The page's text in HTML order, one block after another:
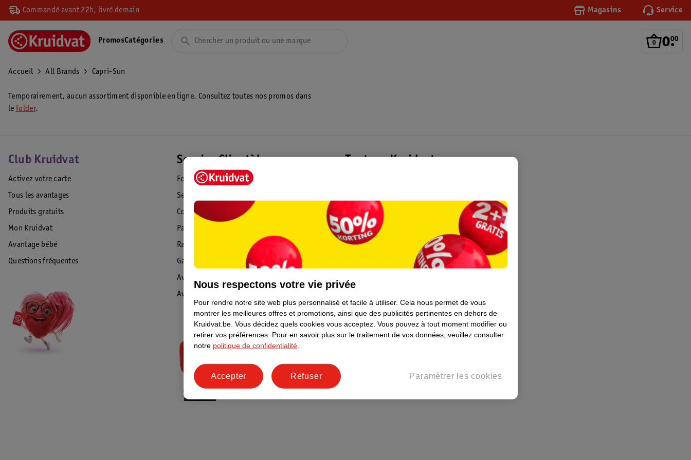
Commandé avant 22h, livré demain Magasins Service
0.
00
PromosCatégories
Accueil All Brands Capri-Sun
Temporairement, aucun assortiment disponible en ligne. Consultez toutes nos promos dans
le folder.
Club Kruidvat
Activez votre carte
Tous les avantages
Produits gratuits
Mon Kruidvat
Avantage bébé
Questions fréquentes
Service Clientèle
Foire aux questions
Service Clientèle
Commande & Livraison
Paiement
Rappel & Retour
Garantie
Avis de sécurité
Avis
Tout sur Kruidvat
Formule commerciale
Coordonnées de l’entreprise
Plus durable
Nous respectons votre vie privée
Pour rendre notre site web plus personnalisé et facile à utiliser. Cela nous permet de vous
montrer les meilleures offres et promotions, ainsi que des publicités pertinentes en dehors de
Kruidvat.be. Vous décidez quels cookies vous acceptez. Vous pouvez à tout moment modifier ou
retirer vos préférences. Pour en savoir plus sur le traitement de vos données, veuillez consulter
notre politique de confidentialité
Paramétrer les cookies
Refuser
Accepter